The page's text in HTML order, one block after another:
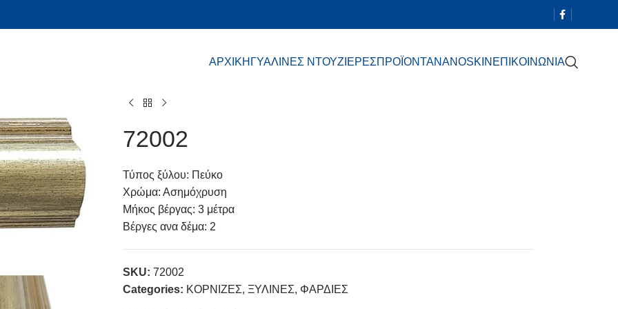
ΑΡΧΙΚΗ ΓΥΑΛΙΝΕΣ ΝΤΟΥΖΙΕΡΕΣΠΡΟΪΟΝΤΑNANOSKIN ΕΠΙΚΟΙΝΩΝΙΑ
72002
Τύπος ξύλου: Πεύκο
Χρώμα: Ασημόχρυση
Μήκος βέργας: 3 μέτρα
Βέργες ανα δέμα: 2
SKU: 72002
Categories: ΚΟΡΝΙΖΕΣ, ΞΥΛΙΝΕΣ, ΦΑΡΔΙΕΣ